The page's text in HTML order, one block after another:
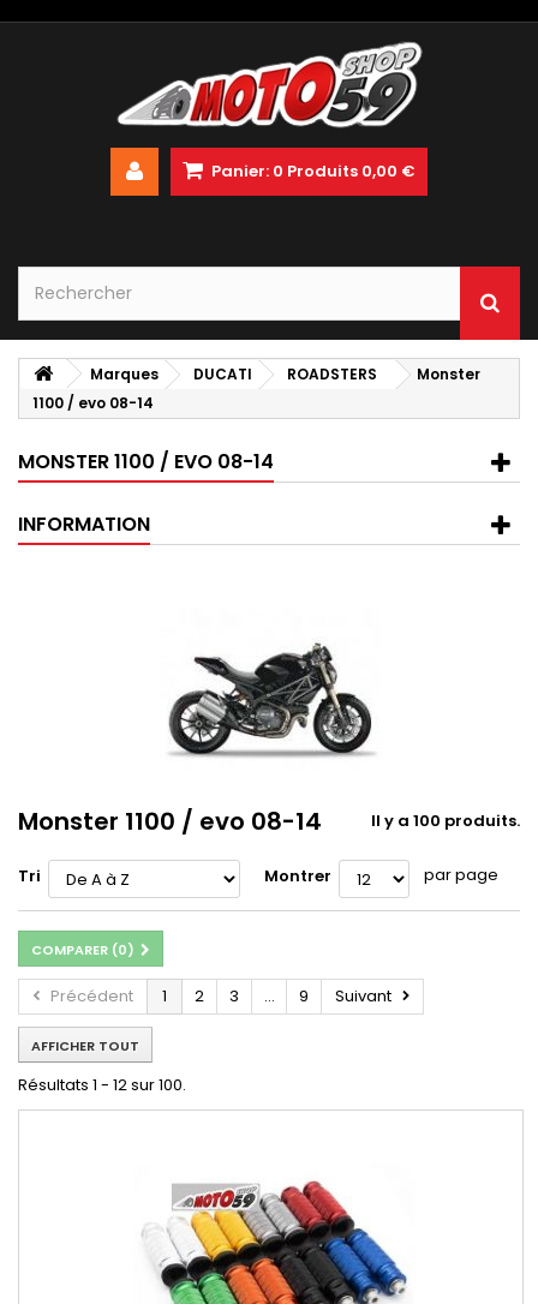
Panier: 0 Produits 0,00 €
Marques DUCATI ROADSTERS
Monster
1100 / evo 08-14
MONSTER 1100 / EVO 08-14
INFORMATION
Monster 1100 / evo 08-14 Il y a 100 produits.
Tri Montrer par page
COMPARER (0)
Précédent 1 2 3 ... 9 Suivant
AFFICHER TOUT
Résultats 1 - 12 sur 100.